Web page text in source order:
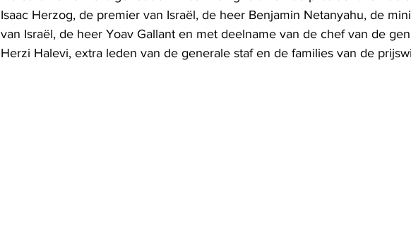
Isaac Herzog, de premier van Israël, de heer Benjamin Netanyahu, de
van Israël, de heer Yoav Gallant en met deelname van de chef van de
Herzi Halevi, extra leden van de generale staf en de families van de